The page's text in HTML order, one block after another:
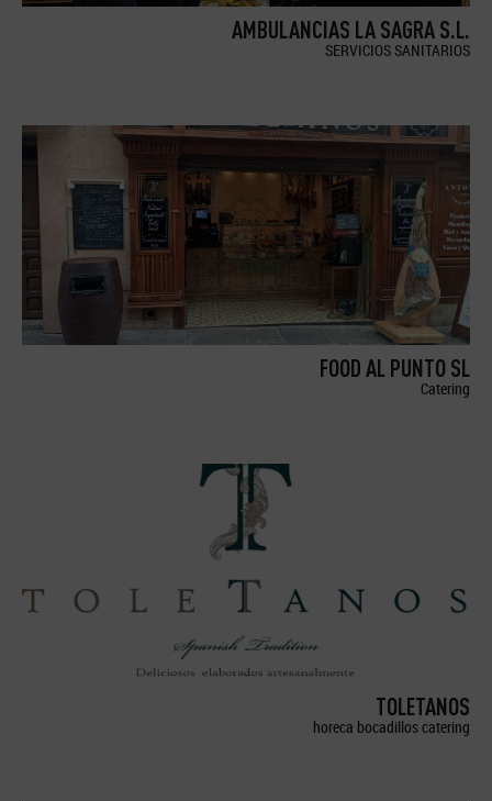
AMBULANCIAS LA SAGRA S.L.
SERVICIOS SANITARIOS
FOOD AL PUNTO SL
Catering
TOLETANOS
horeca bocadillos catering